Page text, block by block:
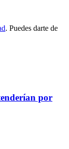
. Puedes darte de
por